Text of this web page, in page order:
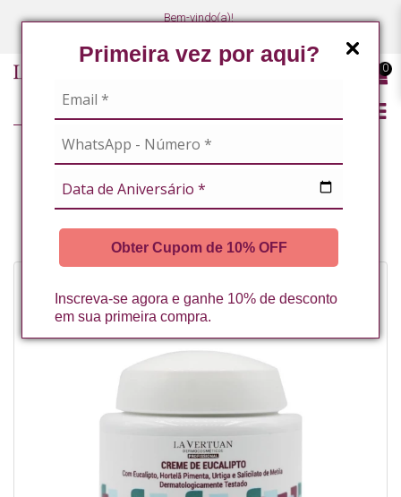
Primeira vez por aqui?
Obter Cupom de 10% OFF
Inscreva-se agora e ganhe 10% de desconto
em sua primeira compra.
Bem-vindo(a)!
0
CREME DE EUCALIPTO 130G LA VERTUAN* (C)